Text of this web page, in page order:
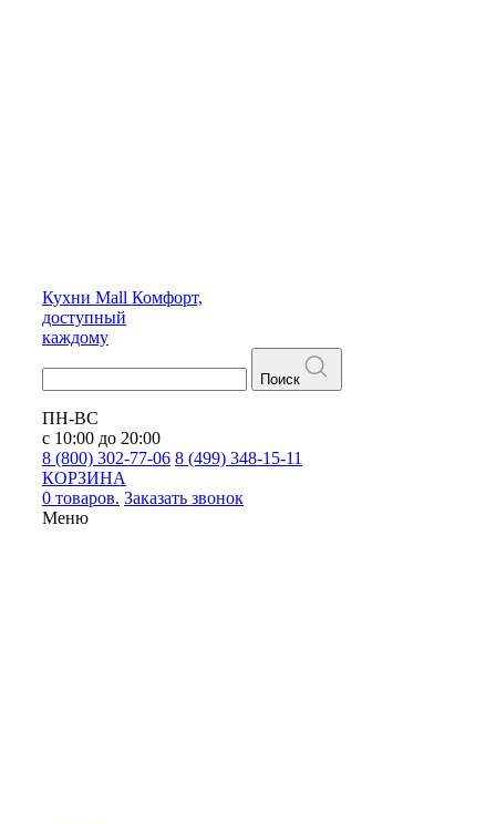
Кухни Mall Комфорт,
доступный
каждому
Поиск
ПН-ВС
с 10:00 до 20:00
8 (800) 302-77-06 8 (499) 348-15-11
КОРЗИНА
0 товаров. Заказать звонок
Меню